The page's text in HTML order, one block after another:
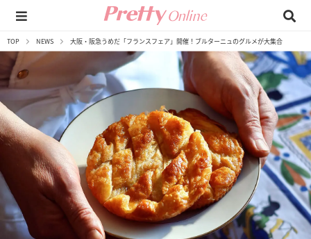
TOP NEWS 大阪・阪急うめだ「フランスフェア」開催！ブルターニュのグルメが大集合